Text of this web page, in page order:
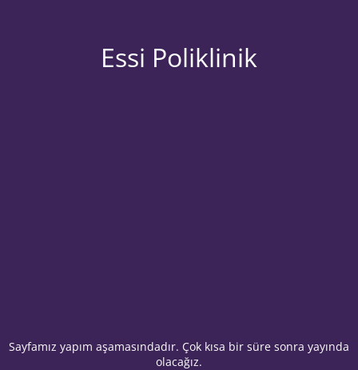
Essi Poliklinik
Sayfamız yapım aşamasındadır. Çok kısa bir süre sonra yayında
olacağız.